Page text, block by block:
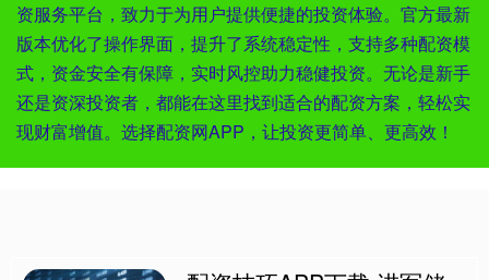
资服务平台，致力于为用户提供便捷的投资体验。官方最新
版本优化了操作界面，提升了系统稳定性，支持多种配资模
式，资金安全有保障，实时风控助力稳健投资。无论是新手
还是资深投资者，都能在这里找到适合的配资方案，轻松实
现财富增值。选择配资网APP，让投资更简单、更高效！